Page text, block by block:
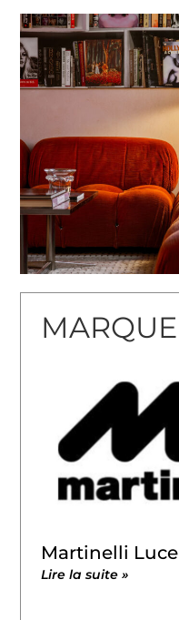
MARQUE
Martinelli Luce
Lire la suite »